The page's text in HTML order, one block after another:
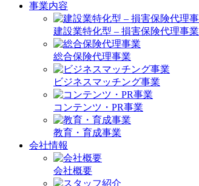
事業内容
建設業特化型 – 損害保険代理事業
総合保険代理事業
ビジネスマッチング事業
コンテンツ・PR事業
教育・育成事業
会社情報
会社概要